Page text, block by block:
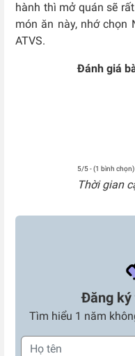
hành thì mở quán sẽ
món ăn này, nhớ chọn
ATVS.
Đánh giá
5/5 - (1 bình chọn)
Thời gian
Đăng ký
Tìm hiểu 1 năm